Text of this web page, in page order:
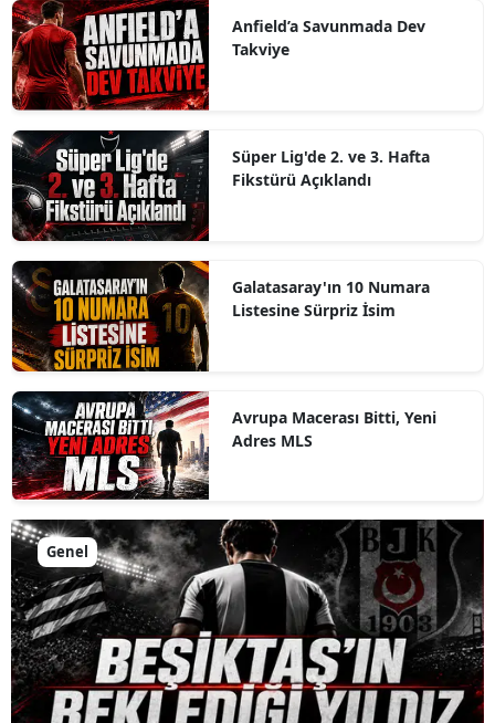
Anfield’a Savunmada Dev
Takviye
Süper Lig'de 2. ve 3. Hafta
Fikstürü Açıklandı
Galatasaray'ın 10 Numara
Listesine Sürpriz İsim
Avrupa Macerası Bitti, Yeni
Adres MLS
Genel